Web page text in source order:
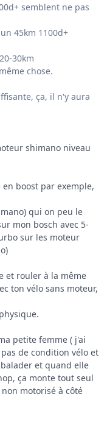
semblent ne pas
45km 1100d+
30km
chose.
ça, il n'y aura
shimano niveau
en boost par exemple,
qui on peu le
mon bosch avec 5-
sur les moteur
et rouler à la même
ton vélo sans moteur,
petite femme ( j'ai
de condition vélo et
et quand elle
ça monte tout seul
motorisé à côté